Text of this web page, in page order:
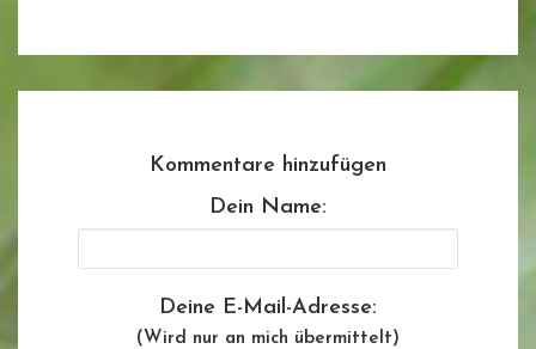
Kommentare hinzufügen
Dein Name:
Deine E-Mail-Adresse:
(Wird nur an mich übermittelt)